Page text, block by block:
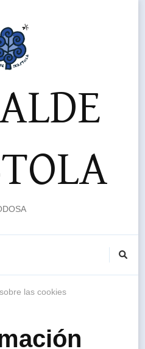
las cookies